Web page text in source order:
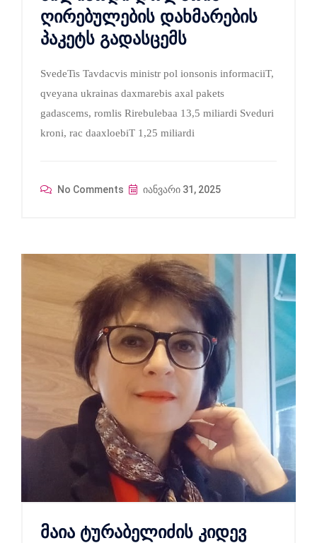
ღირებულების დახმარების
პაკეტს გადასცემს
SvedeTis Tavdacvis ministr pol ionsonis informaciiT,
qveyana ukrainas daxmarebis axal pakets
gadascems, romlis Rirebulebaa 13,5 miliardi Sveduri
kroni, rac daaxloebiT 1,25 miliardi
No Comments იანვარი 31, 2025
მაია ტურაბელიძის კიდევ